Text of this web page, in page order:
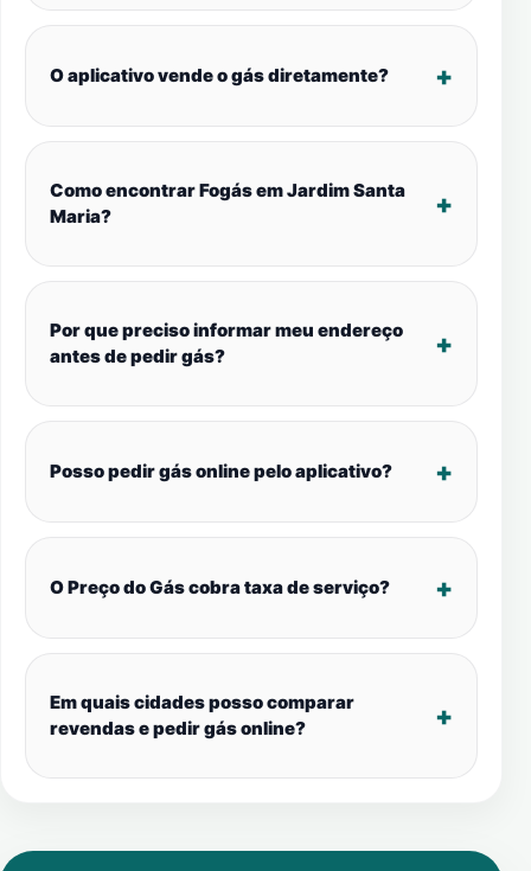
O aplicativo vende o gás diretamente?
Como encontrar Fogás em Jardim Santa
Maria?
Por que preciso informar meu endereço
antes de pedir gás?
Posso pedir gás online pelo aplicativo?
O Preço do Gás cobra taxa de serviço?
Em quais cidades posso comparar
revendas e pedir gás online?